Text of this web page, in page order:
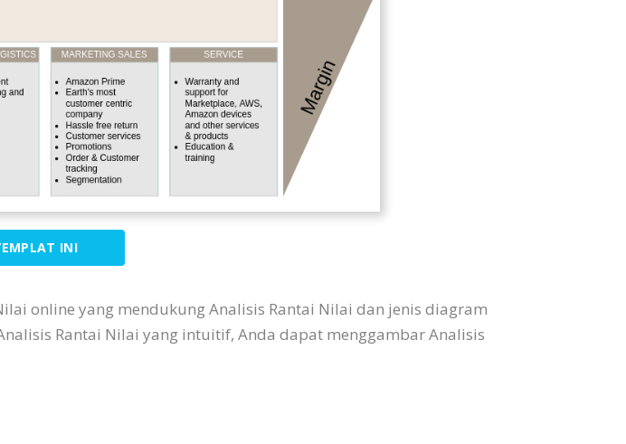
INI
online yang mendukung Analisis Rantai Nilai dan jenis diagram
Rantai Nilai yang intuitif, Anda dapat menggambar Analisis